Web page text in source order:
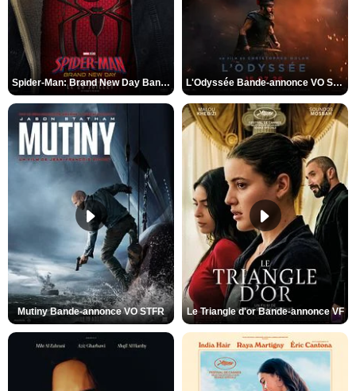
Spider-Man: Brand New Day Bande-annonce VO STFR L'Odyssée Bande-annonce VO STFR
Mutiny Bande-annonce VO STFR Le Triangle d'or Bande-annonce VF